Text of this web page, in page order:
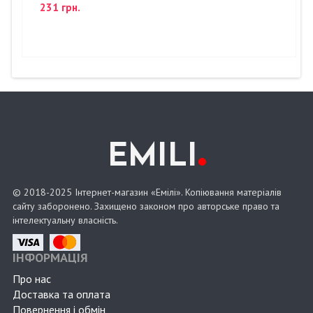
231 грн.
EMILI.
© 2018-2025 Інтернет-магазин «Емілі». Копіювання матеріалів
сайту заборонено. Захищено законом про авторське право та
інтелектуальну власність.
ІНФОРМАЦІЯ
Про нас
Доставка та оплата
Повернення і обмін